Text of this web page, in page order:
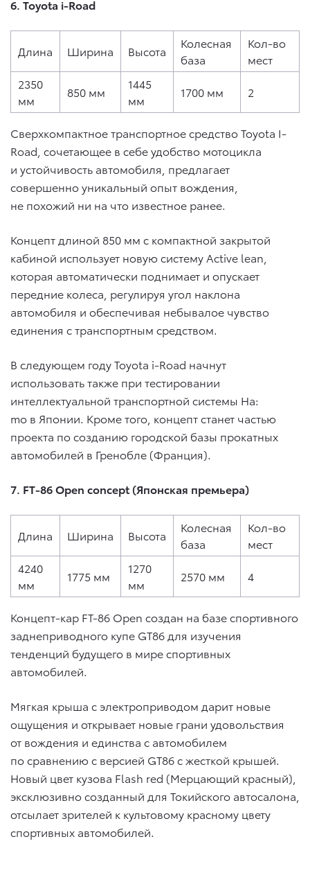
6. Toyota i-Road
Длина Ширина Высота
Колесная
база
Кол-во
мест
2350
мм
850 мм
1445
мм
1700 мм 2
Сверхкомпактное транспортное средство Toyota I-
Road, сочетающее в себе удобство мотоцикла
и устойчивость автомобиля, предлагает
совершенно уникальный опыт вождения,
не похожий ни на что известное ранее.
Концепт длиной 850 мм с компактной закрытой
кабиной использует новую систему Active lean,
которая автоматически поднимает и опускает
передние колеса, регулируя угол наклона
автомобиля и обеспечивая небывалое чувство
единения с транспортным средством.
В следующем году Toyota i-Road начнут
использовать также при тестировании
интеллектуальной транспортной системы Ha:
mo в Японии. Кроме того, концепт станет частью
проекта по созданию городской базы прокатных
автомобилей в Гренобле (Франция).
7. FT-86 Open concept (Японская премьера)
Длина Ширина Высота
Колесная
база
Кол-во
мест
4240
мм
1775 мм
1270
мм
2570 мм 4
Концепт-кар FT-86 Open создан на базе спортивного
заднеприводного купе GT86 для изучения
тенденций будущего в мире спортивных
автомобилей.
Мягкая крыша с электроприводом дарит новые
ощущения и открывает новые грани удовольствия
от вождения и единства с автомобилем
по сравнению с версией GT86 с жесткой крышей.
Новый цвет кузова Flash red (Мерцающий красный),
эксклюзивно созданный для Токийского автосалона,
отсылает зрителей к культовому красному цвету
спортивных автомобилей.